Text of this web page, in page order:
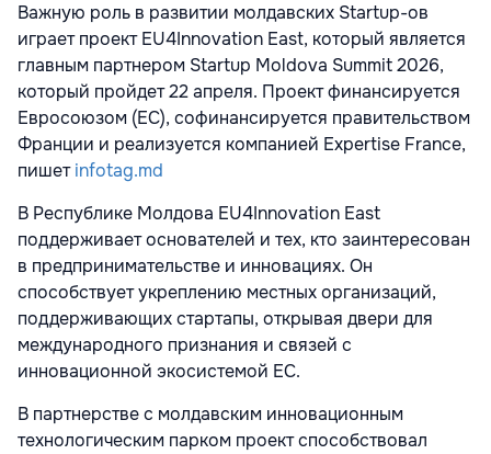
Важную роль в развитии молдавских Startup-ов
играет проект EU4Innovation East, который является
главным партнером Startup Moldova Summit 2026,
который пройдет 22 апреля. Проект финансируется
Евросоюзом (ЕС), софинансируется правительством
Франции и реализуется компанией Expertise France,
пишетinfotag.md
В Республике Молдова EU4Innovation East
поддерживает основателей и тех, кто заинтересован
в предпринимательстве и инновациях. Он
способствует укреплению местных организаций,
поддерживающих стартапы, открывая двери для
международного признания и связей с
инновационной экосистемой ЕС.
В партнерстве с молдавским инновационным
технологическим парком проект способствовал